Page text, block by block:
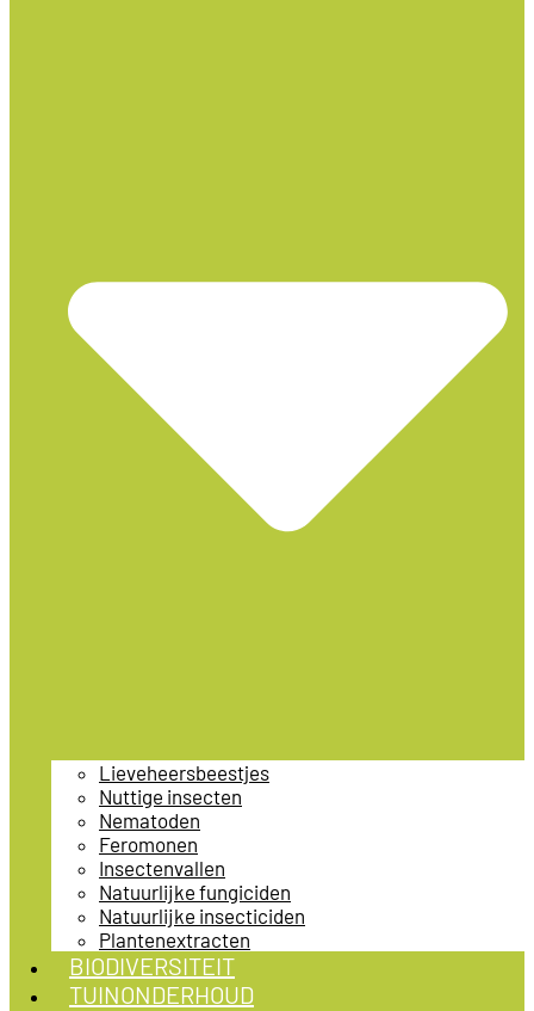
Lieveheersbeestjes
Nuttige insecten
Nematoden
Feromonen
Insectenvallen
Natuurlijke fungiciden
Natuurlijke insecticiden
Plantenextracten
BIODIVERSITEIT
TUINONDERHOUD